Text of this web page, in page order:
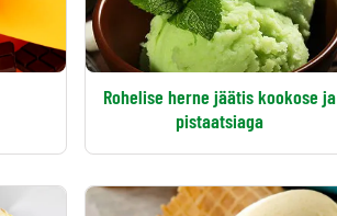
Rohelise herne jäätis kookose ja
pistaatsiaga